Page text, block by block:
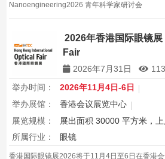
Nanoengineering2026 青年科学家研讨会
2026年香港国际眼镜
Fair
2026年7月31日
举办时间：
2026年11月4日-6日
举办展馆：
香港会议展览中心
展览规模：
展出面积 30000 平方米，
所属行业：
眼镜
香港国际眼镜展2026将于11月4日至6日在香港